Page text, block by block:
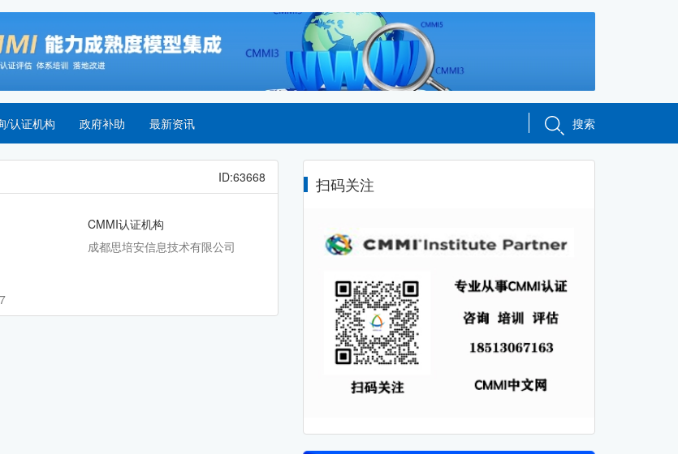
/认证机构 政府补助 最新资讯 搜索
ID:63668
CMMI认证机构
成都思培安信息技术有限公司
扫码关注